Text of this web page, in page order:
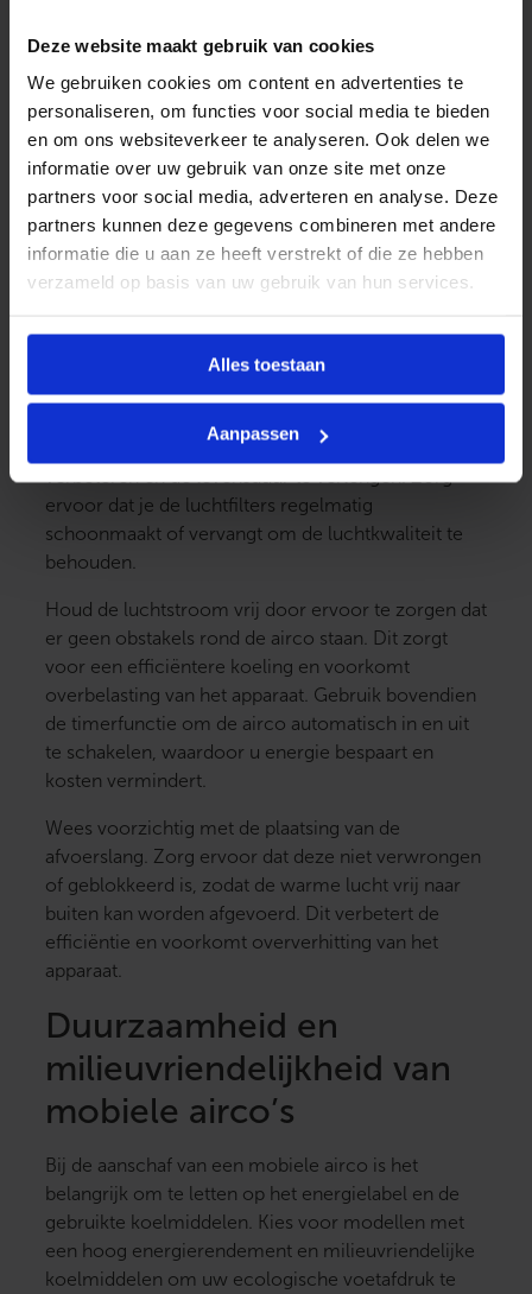
Deze website maakt gebruik van cookies
We gebruiken cookies om content en advertenties te
personaliseren, om functies voor social media te bieden
en om ons websiteverkeer te analyseren. Ook delen we
informatie over uw gebruik van onze site met onze
partners voor social media, adverteren en analyse. Deze
partners kunnen deze gegevens combineren met andere
informatie die u aan ze heeft verstrekt of die ze hebben
verzameld op basis van uw gebruik van hun services.
Alles toestaan
Aanpassen
energieverbruik.
Door strategisch gebruik te maken van uw mobiele
airco, zoals het sluiten van deuren en ramen tijdens
het gebruik, kunt u de efficiëntie verder verhogen.
Ook het gebruik van gordijnen of zonneschermen
kan helpen om de warmte buiten te houden,
waardoor de airco minder hard hoeft te werken om
van een mobiele airco
er enkele tips die je kunt volgen om de prestaties te
ervoor dat je de luchtfilters regelmatig
schoonmaakt of vervangt om de luchtkwaliteit te
behouden.
Houd de luchtstroom vrij door ervoor te zorgen dat
er geen obstakels rond de airco staan. Dit zorgt
voor een efficiëntere koeling en voorkomt
overbelasting van het apparaat. Gebruik bovendien
de timerfunctie om de airco automatisch in en uit
te schakelen, waardoor u energie bespaart en
kosten vermindert.
Wees voorzichtig met de plaatsing van de
afvoerslang. Zorg ervoor dat deze niet verwrongen
of geblokkeerd is, zodat de warme lucht vrij naar
buiten kan worden afgevoerd. Dit verbetert de
efficiëntie en voorkomt oververhitting van het
apparaat.
Duurzaamheid en
milieuvriendelijkheid van
mobiele airco’s
Bij de aanschaf van een mobiele airco is het
belangrijk om te letten op het energielabel en de
gebruikte koelmiddelen. Kies voor modellen met
een hoog energierendement en milieuvriendelijke
koelmiddelen om uw ecologische voetafdruk te